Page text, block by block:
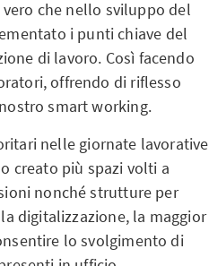
vero che nello sviluppo del
i punti chiave del
di lavoro. Così facendo
offrendo di riflesso
smart working.
nelle giornate lavorative
creato più spazi volti a
nonché strutture per
digitalizzazione, la maggior
lo svolgimento di